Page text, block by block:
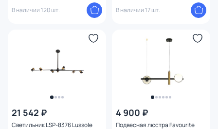
В наличии 120 шт.
В наличии 17 шт.
21 542 ₽
Светильник LSP-8376 Lussole
4 900 ₽
Подвесная люстра Favourite